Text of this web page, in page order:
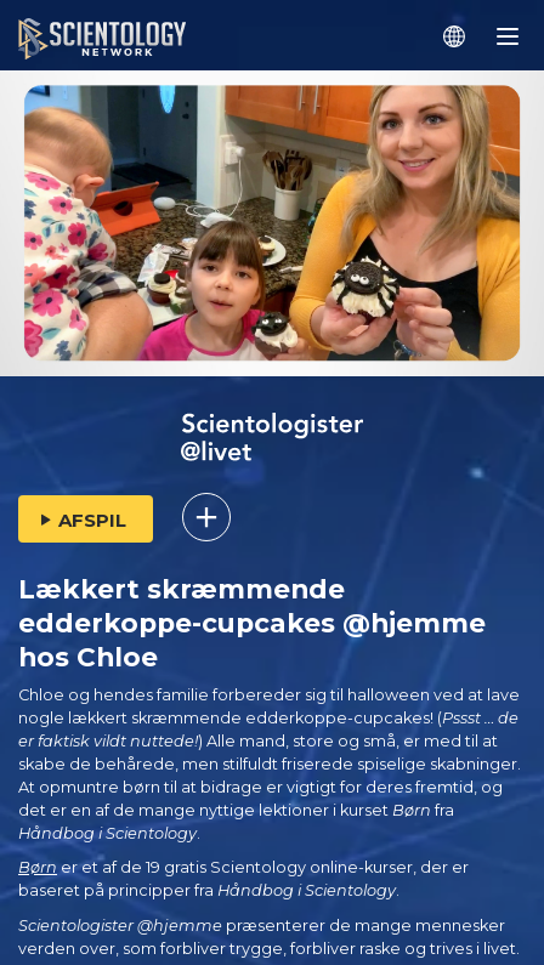
AFSPIL
Lækkert skræmmende
edderkoppe-cupcakes @hjemme
hos Chloe
Chloe og hendes familie forbereder sig til halloween ved at lave
nogle lækkert skræmmende edderkoppe-cupcakes! (Pssst … de
er faktisk vildt nuttede!) Alle mand, store og små, er med til at
skabe de behårede, men stilfuldt friserede spiselige skabninger.
At opmuntre børn til at bidrage er vigtigt for deres fremtid, og
det er en af de mange nyttige lektioner i kurset Børn fra
Håndbog i Scientology.
Børn er et af de 19 gratis Scientology online-kurser, der er
baseret på principper fra Håndbog i Scientology.
Scientologister @hjemme præsenterer de mange mennesker
verden over, som forbliver trygge, forbliver raske og trives i livet.